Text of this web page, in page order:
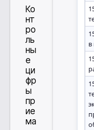
Ко
нт
ро
ль
ны
е
ци
фр
ы
пр
ие
ма